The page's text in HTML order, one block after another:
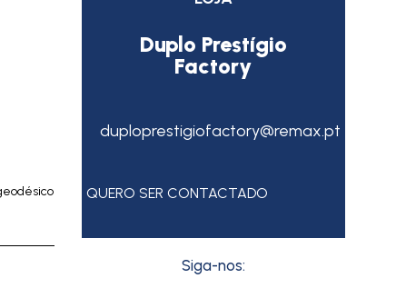
Duplo Prestígio
Factory
duploprestigiofactory@remax.pt
QUERO SER CONTACTADO
Siga-nos: